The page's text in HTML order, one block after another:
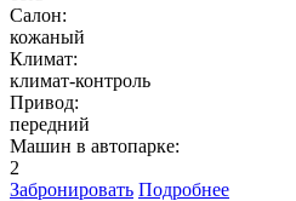
Салон:
кожаный
Климат:
климат-контроль
Привод:
передний
Машин в автопарке:
2
Забронировать Подробнее